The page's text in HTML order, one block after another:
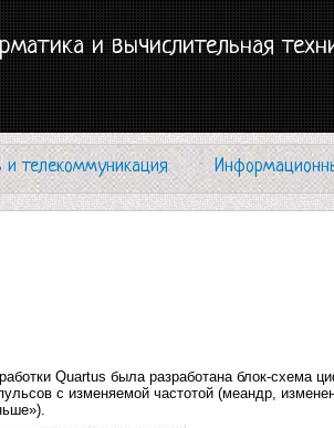
и вычислительная
и телекоммуникация
Quartus была разработана блок-схема
с изменяемой частотой (меандр,